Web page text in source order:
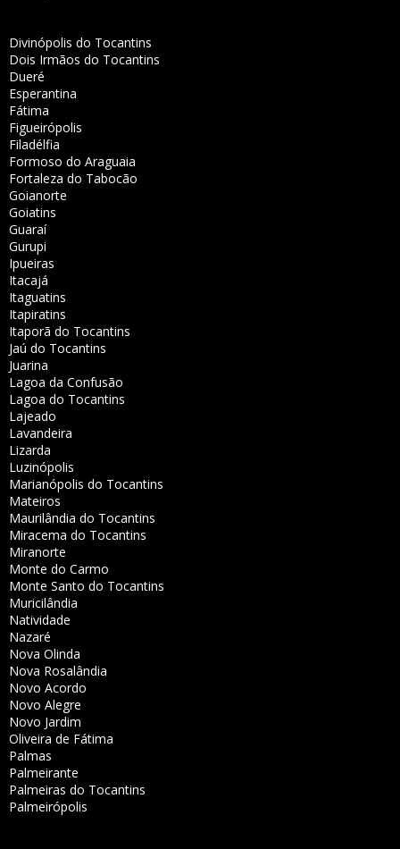
Divinópolis do Tocantins
Dois Irmãos do Tocantins
Dueré
Esperantina
Fátima
Figueirópolis
Filadélfia
Formoso do Araguaia
Fortaleza do Tabocão
Goianorte
Goiatins
Guaraí
Gurupi
Ipueiras
Itacajá
Itaguatins
Itapiratins
Itaporã do Tocantins
Jaú do Tocantins
Juarina
Lagoa da Confusão
Lagoa do Tocantins
Lajeado
Lavandeira
Lizarda
Luzinópolis
Marianópolis do Tocantins
Mateiros
Maurilândia do Tocantins
Miracema do Tocantins
Miranorte
Monte do Carmo
Monte Santo do Tocantins
Muricilândia
Natividade
Nazaré
Nova Olinda
Nova Rosalândia
Novo Acordo
Novo Alegre
Novo Jardim
Oliveira de Fátima
Palmas
Palmeirante
Palmeiras do Tocantins
Palmeirópolis